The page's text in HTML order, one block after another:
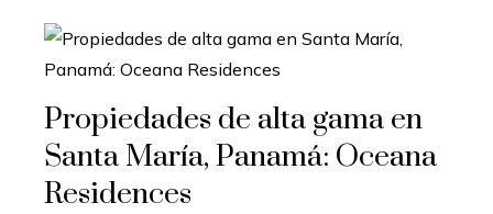
Propiedades de alta gama en
Santa María, Panamá: Oceana
Residences